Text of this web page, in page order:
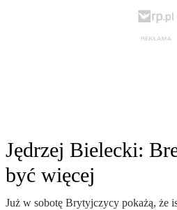
Jędrzej Bielecki:
być więcej
Już w sobotę Brytyjczycy pokażą, że